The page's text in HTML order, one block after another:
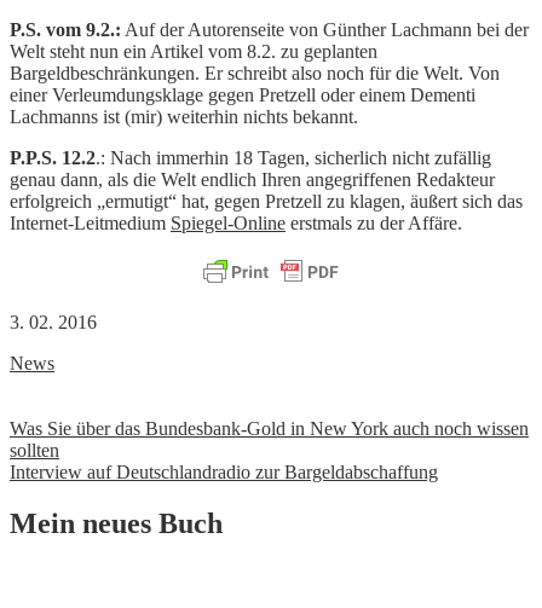
P.S. vom 9.2.: Auf der Autorenseite von Günther Lachmann bei der
Welt steht nun ein Artikel vom 8.2. zu geplanten
Bargeldbeschränkungen. Er schreibt also noch für die Welt. Von
einer Verleumdungsklage gegen Pretzell oder einem Dementi
Lachmanns ist (mir) weiterhin nichts bekannt.
P.P.S. 12.2.: Nach immerhin 18 Tagen, sicherlich nicht zufällig
genau dann, als die Welt endlich Ihren angegriffenen Redakteur
erfolgreich „ermutigt“ hat, gegen Pretzell zu klagen, äußert sich das
Internet-Leitmedium Spiegel-Online erstmals zu der Affäre.
3. 02. 2016
News
Beitrags-
Navigation
Was Sie über das Bundesbank-Gold in New York auch noch wissen
sollten
Interview auf Deutschlandradio zur Bargeldabschaffung
Mein neues Buch